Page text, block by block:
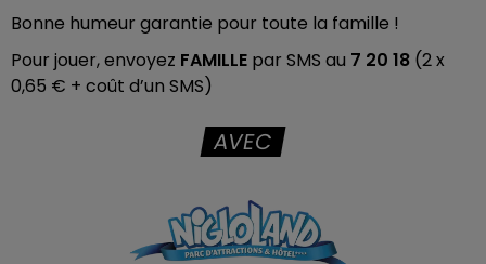
Bonne humeur garantie pour toute la famille !
Pour jouer, envoyez FAMILLE par SMS au 7 20 18 (2 x
0,65 € + coût d’un SMS)
AVEC